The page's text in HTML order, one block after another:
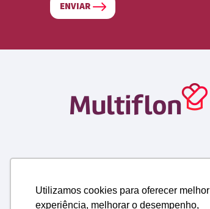
Utilizamos cookies para oferecer melhor
experiência, melhorar o desempenho,
ENVIAR